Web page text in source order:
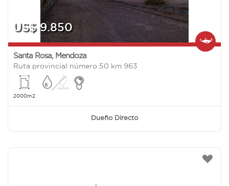
US$ 9.850
Santa Rosa, Mendoza
Ruta provincial número 50 km 963
2000m2
Dueño Directo